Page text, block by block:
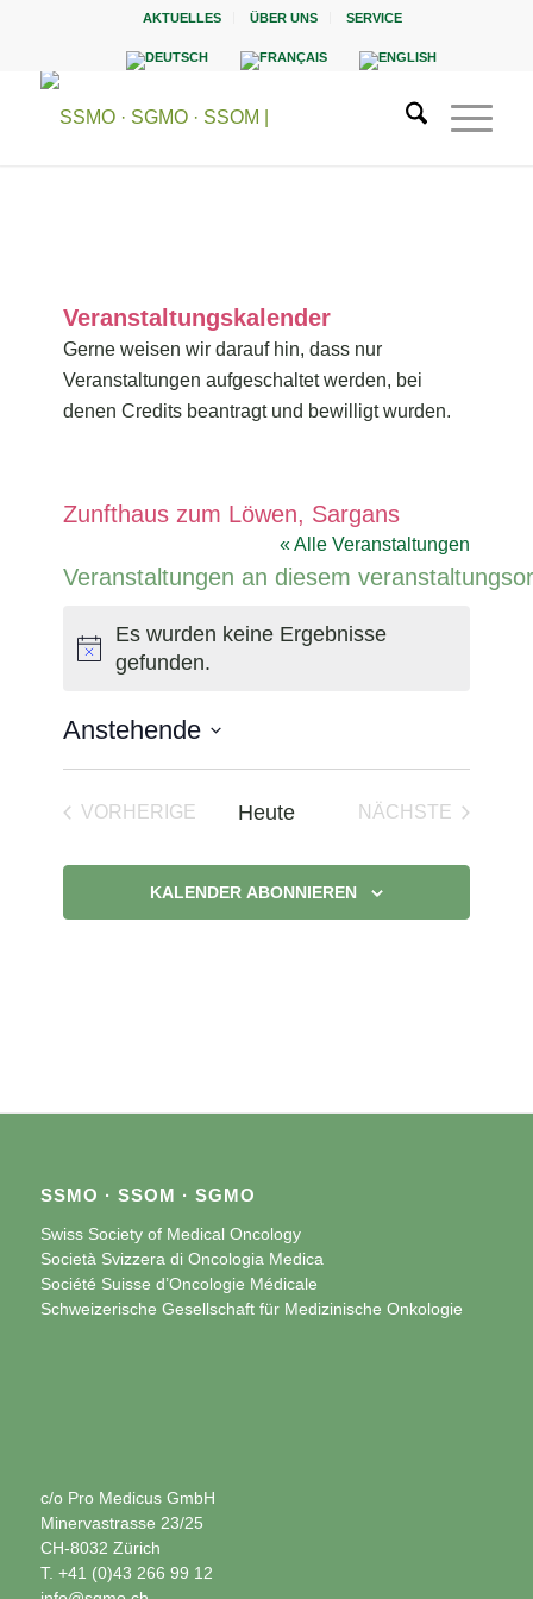
AKTUELLES ÜBER UNS SERVICE
Veranstaltungskalender
Gerne weisen wir darauf hin, dass nur
Veranstaltungen aufgeschaltet werden, bei
denen Credits beantragt und bewilligt wurden.
Zunfthaus zum Löwen, Sargans
« Alle Veranstaltungen
Veranstaltungen an diesem
Hinweis
Es wurden keine Ergebnisse
gefunden.
Anstehende
VORHERIGE
Heute
NÄCHSTE
KALENDER ABONNIEREN
SSMO · SSOM · SGMO
Swiss Society of Medical Oncology
Società Svizzera di Oncologia Medica
Société Suisse d’Oncologie Médicale
Schweizerische Gesellschaft für Medizinische Onkologie
c/o Pro Medicus GmbH
Minervastrasse 23/25
CH-8032 Zürich
T. +41 (0)43 266 99 12